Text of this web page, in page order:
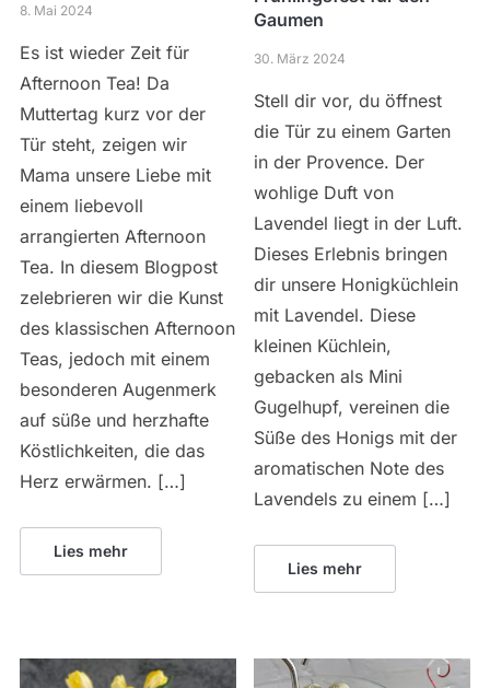
8. Mai 2024
Es ist wieder Zeit für
Afternoon Tea! Da
Muttertag kurz vor der
Tür steht, zeigen wir
Mama unsere Liebe mit
einem liebevoll
arrangierten Afternoon
Tea. In diesem Blogpost
zelebrieren wir die Kunst
des klassischen Afternoon
Teas, jedoch mit einem
besonderen Augenmerk
auf süße und herzhafte
Köstlichkeiten, die das
Herz erwärmen. […]
Lies mehr
Gaumen
30. März 2024
Stell dir vor, du öffnest
die Tür zu einem Garten
in der Provence. Der
wohlige Duft von
Lavendel liegt in der Luft.
Dieses Erlebnis bringen
dir unsere Honigküchlein
mit Lavendel. Diese
kleinen Küchlein,
gebacken als Mini
Gugelhupf, vereinen die
Süße des Honigs mit der
aromatischen Note des
Lavendels zu einem […]
Lies mehr